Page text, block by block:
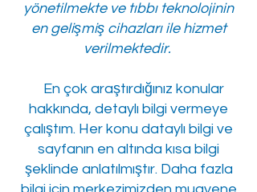
yönetilmekte ve tıbbı teknolojinin
en gelişmiş cihazları ile hizmet
verilmektedir.
En çok araştırdığınız konular
hakkında, detaylı bilgi vermeye
çalıştım. Her konu dataylı bilgi ve
sayfanın en altında kısa bilgi
şeklinde anlatılmıştır. Daha fazla